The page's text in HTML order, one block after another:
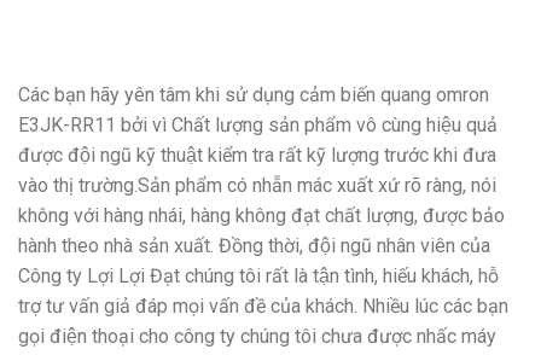
Các bạn hãy yên tâm khi sử dụng cảm biến quang omron
E3JK-RR11 bởi vì Chất lượng sản phẩm vô cùng hiệu quả
được đội ngũ kỹ thuật kiểm tra rất kỹ lượng trước khi đưa
vào thị trường.Sản phẩm có nhẵn mác xuất xứ rõ ràng, nói
không với hàng nhái, hàng không đạt chất lượng, được bảo
hành theo nhà sản xuất. Đồng thời, đội ngũ nhân viên của
Công ty Lợi Lợi Đạt chúng tôi rất là tận tình, hiếu khách, hỗ
trợ tư vấn giả đáp mọi vấn đề của khách. Nhiều lúc các bạn
gọi điện thoại cho công ty chúng tôi chưa được nhấc máy